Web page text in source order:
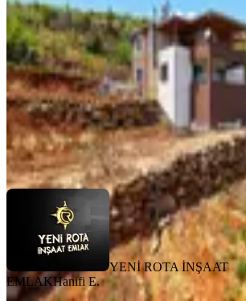
Onikişubat, Fatmalı Mahallesi
5+1 ·450 m²·31.07.2026
8.950.000 ₺
YENİ ROTA İNŞAAT EMLAKHanifi E.
YENİ ROTA İNŞAAT
EMLAKHanifi E.